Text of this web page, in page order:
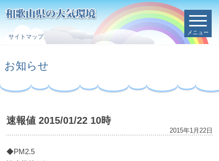
サイトマップ
メニュー
お知らせ
速報値 2015/01/22 10時
2015年1月22日
◆PM2.5